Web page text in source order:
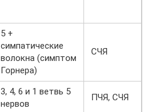
5 +
симпатические
волокна (симптом
Горнера)
СЧЯ
3, 4, 6 и 1 ветвь 5
нервов
ПЧЯ, СЧЯ